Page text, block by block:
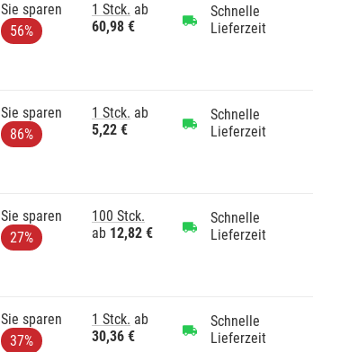
Sie sparen
56%
1 Stck. ab
60,98 €
Schnelle
Lieferzeit
Sie sparen
86%
1 Stck. ab
5,22 €
Schnelle
Lieferzeit
Sie sparen
27%
100 Stck.
ab 12,82 €
Schnelle
Lieferzeit
Sie sparen
37%
1 Stck. ab
30,36 €
Schnelle
Lieferzeit